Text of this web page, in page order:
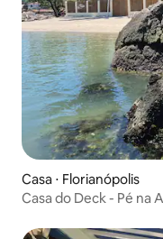
Casa ⋅ Florianópolis
Casa do Deck - Pé na